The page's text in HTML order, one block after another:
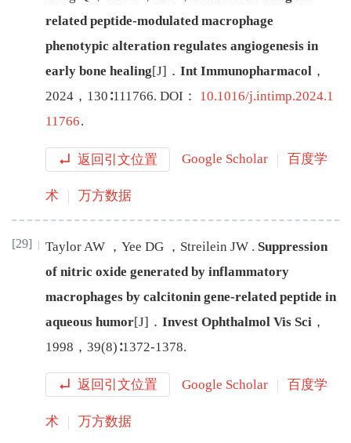
related peptide-modulated macrophage
phenotypic alteration regulates angiogenesis in
early bone healing[J] ． Int Immunopharmacol ，
2024 ， 130 ∶111766. DOI： 10.1016/j.intimp.2024.1
11766.
返回引文位置 Google Scholar 百度学
术 万方数据
[29] Taylor AW ， Yee DG ， Streilein JW . Suppression
of nitric oxide generated by inflammatory
macrophages by calcitonin gene-related peptide in
aqueous humor[J] ． Invest Ophthalmol Vis Sci ，
1998 ， 39(8)∶1372-1378.
返回引文位置 Google Scholar 百度学
术 万方数据